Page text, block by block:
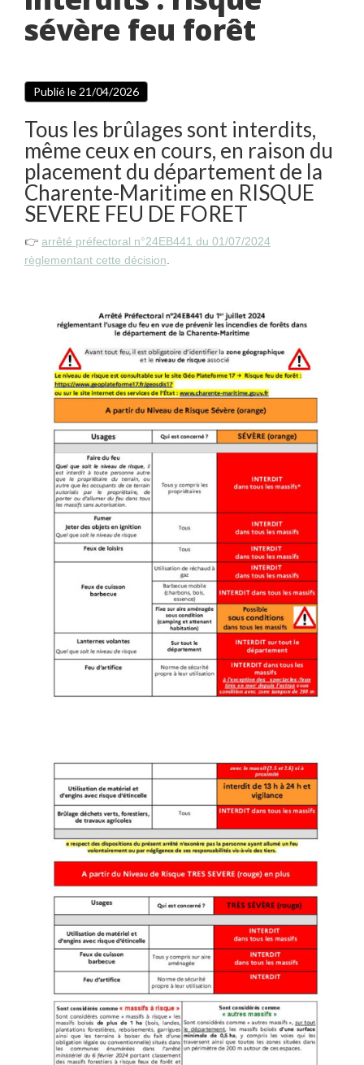
sévère feu forêt
Publié le 21/04/2026
Tous les brûlages sont interdits,
même ceux en cours, en raison du
placement du département de la
Charente-Maritime en RISQUE
SEVERE FEU DE FORET
👉️ arrêté préfectoral n°24EB441 du 01/07/2024
règlementant cette décision